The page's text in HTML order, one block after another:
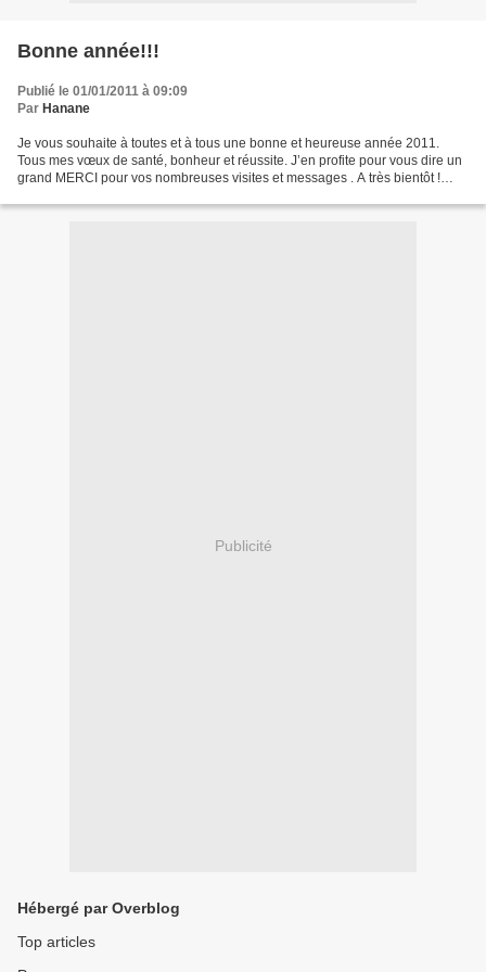
Bonne année!!!
Publié le 01/01/2011 à 09:09
Par Hanane
Je vous souhaite à toutes et à tous une bonne et heureuse année 2011.
Tous mes vœux de santé, bonheur et réussite. J’en profite pour vous dire un
grand MERCI pour vos nombreuses visites et messages . A très bientôt !
Publicité
Hébergé par Overblog
Top articles